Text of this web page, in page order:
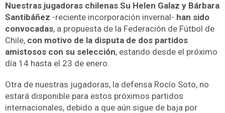
Nuestras jugadoras chilenas Su Helen Galaz y Bárbara
Santibáñez -reciente incorporación invernal- han sido
convocadas, a propuesta de la Federación de Fútbol de
Chile, con motivo de la disputa de dos partidos
amistosos con su selección, estando desde el próximo
día 14 hasta el 23 de enero.
Otra de nuestras jugadoras, la defensa Rocío Soto, no
estará disponible para estos próximos partidos
internacionales, debido a que aún sigue de baja por